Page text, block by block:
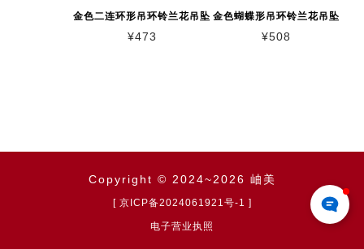
金色二连环形吊环铃兰花吊坠
¥473
金色蝴蝶形吊环铃兰花吊坠
¥508
Copyright © 2024~2026 岫美
[ 京ICP备2024061921号-1 ]
电子营业执照